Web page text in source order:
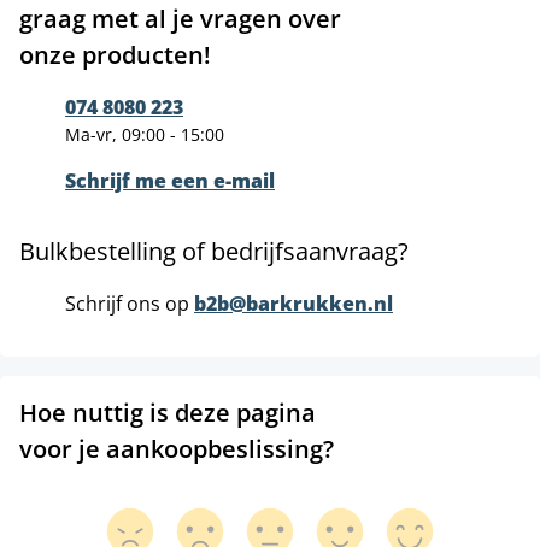
graag met al je vragen over
onze producten!
074 8080 223
Ma-vr, 09:00 - 15:00
Schrijf me een e-mail
Bulkbestelling of bedrijfsaanvraag?
Schrijf ons op b2b@barkrukken.nl
Hoe nuttig is deze pagina
voor je aankoopbeslissing?